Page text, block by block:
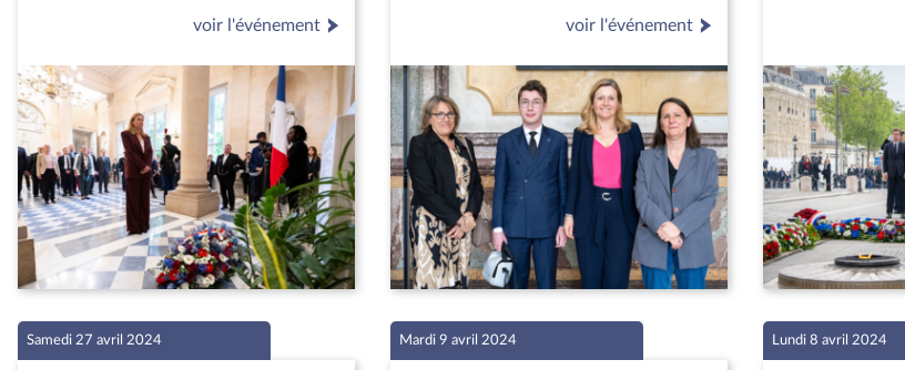
voir l'événement
voir l'événement
Samedi 27 avril 2024 Mardi 9 avril 2024 Lundi 8 avril 2024